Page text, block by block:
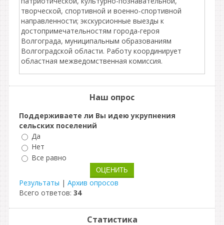
творческой, спортивной и военно-спортивной
направленности; экскурсионные выезды к
достопримечательностям города-героя
Волгограда, муниципальным образованиям
Волгоградской области. Работу координирует
областная межведомственная комиссия.
Наш опрос
Поддерживаете ли Вы идею укрупнения
сельских поселений
Да
Нет
Все равно
Результаты | Архив опросов
Всего ответов: 34
Статистика